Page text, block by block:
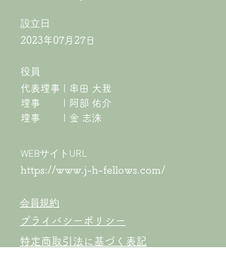
​設立日
2023年07月27日
役員
代表理事 | 串田 大我
理事 | 阿部 佑介
​理事 | 金 志洙
WEBサイトURL
https://www.j-h-fellows.com/
会員規約
プライバシーポリシー
特定商取引法に基づく表記